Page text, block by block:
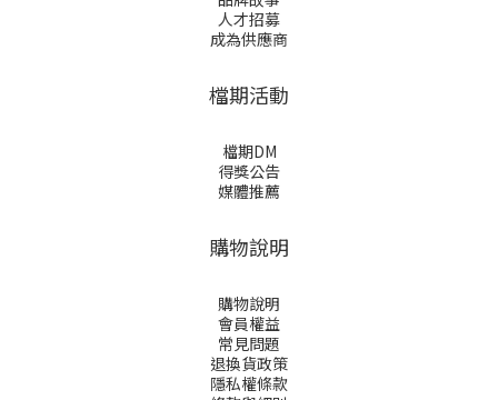
人才招募
成為供應商
檔期活動
檔期DM
得獎公告
媒體推薦
購物說明
購物說明
會員權益
常見問題
退換貨政策
隱私權條款